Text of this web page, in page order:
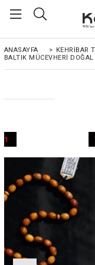
ANASAYFA > KEHRIBAR
BALTIK MÜCEVHERI